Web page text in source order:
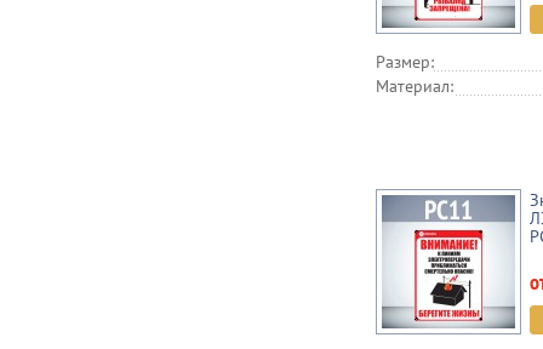
Размер:
Материал: